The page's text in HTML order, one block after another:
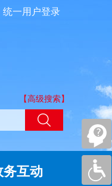
统一用户登录
【高级搜索】
务互动